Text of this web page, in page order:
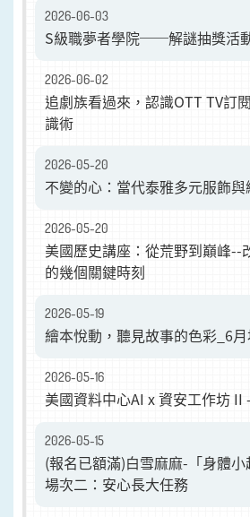
2026-06-03
S級職夢者學院──解謎抽獎活
2026-06-02
追劇族看過來，認識OTT TV訂
識術
2026-05-20
不變的心：當代泰雅多元服飾
2026-05-20
美國歷史講座：從荒野到巔峰--
的幾個關鍵時刻
2026-05-19
繪本悅動，聽見故事的色彩_6
2026-05-16
美國資料中心AI x 資安工作坊
2026-05-15
(報名已額滿)白雪麻麻-「身體小
場次二：安心長大任務